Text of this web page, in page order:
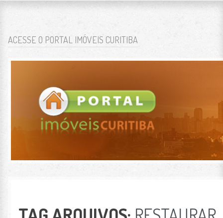
BLOG PORTAL
O BLOG PORTAL IMÓVEIS CURITIBA TEM FOCO NO MERCADO IMOBILIÁRIO
MENU
SKIP TO CONTENT
ACESSE O PORTAL IMÓVEIS CURITIBA